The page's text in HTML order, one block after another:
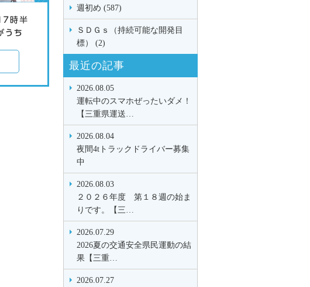
週初め (587)
ＳＤＧｓ（持続可能な開発目
標） (2)
最近の記事
2026.08.05
運転中のスマホぜったいダメ！
【三重県運送…
2026.08.04
夜間4tトラックドライバー募集
中
2026.08.03
２０２６年度 第１８週の始ま
りです。【三…
2026.07.29
2026夏の交通安全県民運動の結
果【三重…
2026.07.27